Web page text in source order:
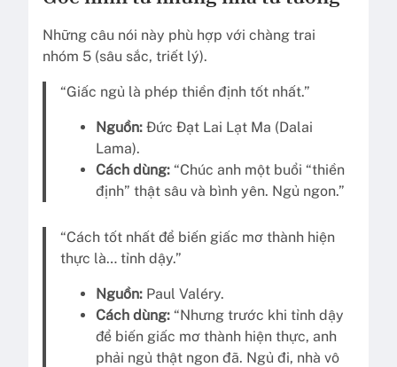
Những câu nói này phù hợp với chàng trai
nhóm 5 (sâu sắc, triết lý).
“Giấc ngủ là phép thiền định tốt nhất.”
Nguồn: Đức Đạt Lai Lạt Ma (Dalai
Lama).
Cách dùng: “Chúc anh một buổi “thiền
định” thật sâu và bình yên. Ngủ ngon.”
“Cách tốt nhất để biến giấc mơ thành hiện
thực là… tỉnh dậy.”
Nguồn: Paul Valéry.
Cách dùng: “Nhưng trước khi tỉnh dậy
để biến giấc mơ thành hiện thực, anh
phải ngủ thật ngon đã. Ngủ đi, nhà vô